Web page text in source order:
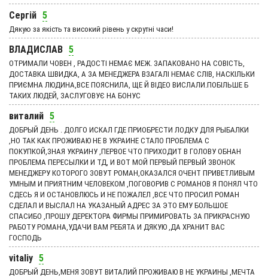
Сергій 5
Дякую за якість та високий рівень у скрутні часи!
ВЛАДИСЛАВ 5
ОТРИМАЛИ ЧОВЕН , РАДОСТІ НЕМАЄ МЕЖ. ЗАПАКОВАНО НА СОВІСТЬ,
ДОСТАВКА ШВИДКА, А ЗА МЕНЕДЖЕРА ВЗАГАЛІ НЕМАЄ СЛІВ, НАСКІЛЬКИ
ПРИЄМНА ЛЮДИНА,ВСЕ ПОЯСНИЛА, ЩЕ Й ВІДЕО ВИСЛАЛИ.ПОБІЛЬШЕ Б
ТАКИХ ЛЮДЕЙ, ЗАСЛУГОВУЄ НА БОНУС
виталий 5
ДОБРЫЙ ДЕНЬ . ДОЛГО ИСКАЛ ГДЕ ПРИОБРЕСТИ ЛОДКУ ДЛЯ РЫБАЛКИ
,НО ТАК КАК ПРОЖИВАЮ НЕ В УКРАИНЕ СТАЛО ПРОБЛЕМА С
ПОКУПКОЙ,ЗНАЯ УКРАИНУ ,ПЕРВОЕ ЧТО ПРИХОДИТ В ГОЛОВУ ОБНАН
ПРОБЛЕМА ПЕРЕСЫЛКИ И ТД, И ВОТ МОЙ ПЕРВЫЙ ПЕРВЫЙ ЗВОНОК
МЕНЕДЖЕРУ КОТОРОГО ЗОВУТ РОМАН,ОКАЗАЛСЯ ОЧЕНТ ПРИВЕТЛИВЫМ
УМНЫМ И ПРИЯТНИМ ЧЕЛОВЕКОМ ,ПОГОВОРИВ С РОМАНОВ Я ПОНЯЛ ЧТО
СДЕСЬ Я И ОСТАНОВЛЮСЬ И НЕ ПОЖАЛЕЛ ,ВСЕ ЧТО ПРОСИЛ РОМАН
СДЕЛАЛ И ВЫСЛАЛ НА УКАЗАНЫЙ АДРЕС ЗА ЭТО ЕМУ БОЛЬШОЕ
СПАСИБО ,ПРОШУ ДЕРЕКТОРА ФИРМЫ ПРИМИРОВАТЬ ЗА ПРИКРАСНУЮ
РАБОТУ РОМАНА,УДАЧИ ВАМ РЕБЯТА И ДЯКУЮ ,ДА ХРАНИТ ВАС
ГОСПОДЬ
vitaliy 5
ДОБРЫЙ ДЕНЬ,МЕНЯ ЗОВУТ ВИТАЛИЙ ПРОЖИВАЮ В НЕ УКРАИНЫ ,МЕЧТА